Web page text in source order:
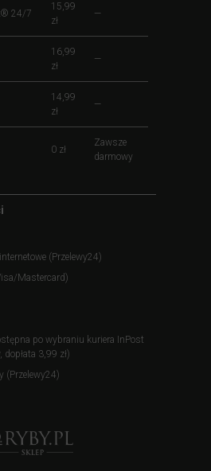
24/7
15,99
zł
—
16,99
zł
—
14,99
zł
—
0 zł
Zawsze
darmowy
(Przelewy24)
Mastercard)
po wybraniu kuriera InPost
3,99 zł)
(Przelewy24)